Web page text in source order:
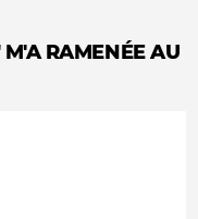
RAMENÉE AU